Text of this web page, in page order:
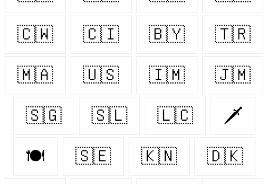
🇨🇼 🇨🇮 🇧🇾 🇹🇷
🇲🇦 🇺🇸 🇮🇲 🇯🇲
🇸🇬 🇸🇱 🇱🇨 🗡️
🍽️ 🇸🇪 🇰🇳 🇩🇰